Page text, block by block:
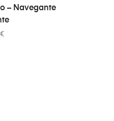
CART
– Navegante
€